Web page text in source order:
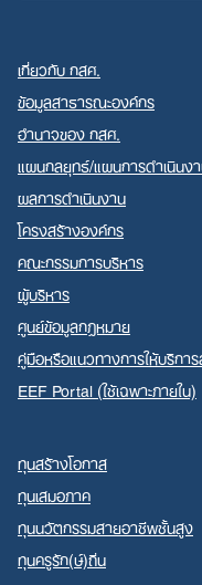
เกี่ยวกับ กสศ.
ข้อมูลสาธารณะองค์กร
อำนาจของ กสศ.
แผนกลยุทธ์/แผนการดำเนินง
ผลการดำเนินงาน
โครงสร้างองค์กร
คณะกรรมการบริหาร
ผู้บริหาร
ศูนย์ข้อมูลกฎหมาย
คู่มือหรือแนวทางการให้บริก
EEF Portal (ใช้เฉพาะภายใน)
ทุนสร้างโอกาส
ทุนเสมอภาค
ทุนนวัตกรรมสายอาชีพชั้นสูง
ทุนครูรัก(ษ์)ถิ่น